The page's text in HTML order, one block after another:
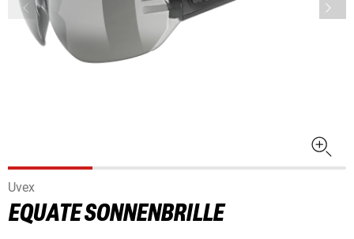
Uvex
EQUATE SONNENBRILLE